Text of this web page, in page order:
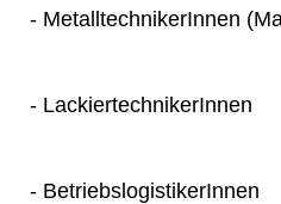
- MetalltechnikerInnen
- LackiertechnikerInnen
- BetriebslogistikerInnen